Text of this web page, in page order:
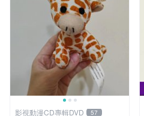
影視動漫CD專輯DVD 57